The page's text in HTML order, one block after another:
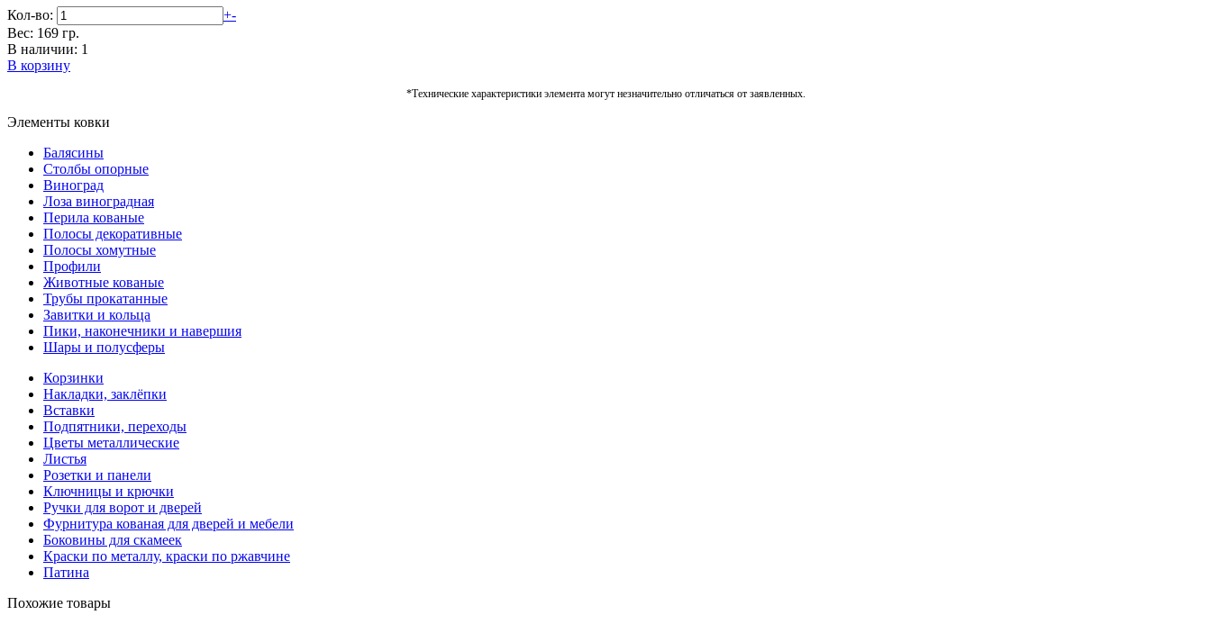
Кол-во: +-
Вес: 169 гр.
В наличии: 1
В корзину
*Технические характеристики элемента могут незначительно отличаться от заявленных.
Элементы ковки
Балясины
Столбы опорные
Виноград
Лоза виноградная
Перила кованые
Полосы декоративные
Полосы хомутные
Профили
Животные кованые
Трубы прокатанные
Завитки и кольца
Пики, наконечники и навершия
Шары и полусферы
Корзинки
Накладки, заклёпки
Вставки
Подпятники, переходы
Цветы металлические
Листья
Розетки и панели
Ключницы и крючки
Ручки для ворот и дверей
Фурнитура кованая для дверей и мебели
Боковины для скамеек
Краски по металлу, краски по ржавчине
Патина
Похожие товары